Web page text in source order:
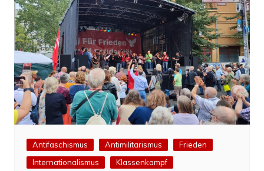
Antifaschismus Antimilitarismus
Frieden
Internationalismus
Klassenkampf